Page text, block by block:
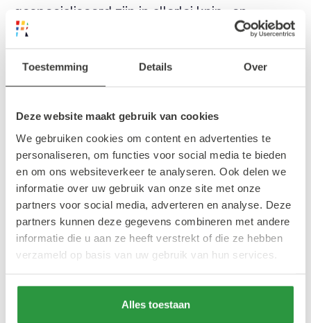
Toestemming Details Over
Deze website maakt gebruik van cookies
We gebruiken cookies om content en advertenties te
personaliseren, om functies voor social media te bieden
en om ons websiteverkeer te analyseren. Ook delen we
informatie over uw gebruik van onze site met onze
partners voor social media, adverteren en analyse. Deze
partners kunnen deze gegevens combineren met andere
informatie die u aan ze heeft verstrekt of die ze hebben
verzameld op basis van uw gebruik van hun services.
Alles toestaan
gespecialiseerd zijn in allerlei knip- en
kleurbehandelingen weet je dat je hier met
een prachtige nieuwe coupe de deur uit
loopt.
Voor een strakke knip- en
trimbeurt!
Ontdek deze barbershops in
Rotterdam Centrum
Bekijk